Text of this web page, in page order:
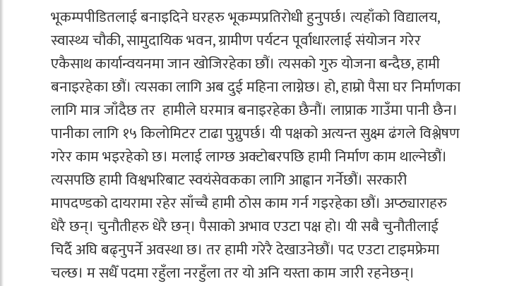
भूकम्पपीडितलाई बनाइदिने घरहरु भूकम्पप्रतिरोधी हुनुपर्छ। त्यहाँको विद्यालय,
स्वास्थ्य चौकी, सामुदायिक भवन, ग्रामीण पर्यटन पूर्वाधारलाई संयोजन गरेर
एकैसाथ कार्यान्वयनमा जान खोजिरहेका छौं। त्यसको गुरु योजना बन्दैछ, हामी
बनाइरहेका छौं। त्यसका लागि अब दुई महिना लाग्नेछ। हो, हाम्रो पैसा घर निर्माणका
लागि मात्र जाँदैछ तर हामीले घरमात्र बनाइरहेका छैनौं। लाप्राक गाउँमा पानी छैन।
पानीका लागि १५ किलोमिटर टाढा पुग्नुपर्छ। यी पक्षको अत्यन्त सुक्ष्म ढंगले विश्लेषण
गरेर काम भइरहेको छ। मलाई लाग्छ अक्टोबरपछि हामी निर्माण काम थाल्नेछौं।
त्यसपछि हामी विश्वभरिबाट स्वयंसेवकका लागि आह्वान गर्नेछौं। सरकारी
मापदण्डको दायरामा रहेर साँच्चै हामी ठोस काम गर्न गइरहेका छौं। अप्ठ्याराहरु
धेरै छन्। चुनौतीहरु धेरै छन्। पैसाको अभाव एउटा पक्ष हो। यी सबै चुनौतीलाई
चिर्दै अघि बढ्नुपर्ने अवस्था छ। तर हामी गरेरै देखाउनेछौं। पद एउटा टाइमफ्रेमा
चल्छ। म सधैँ पदमा रहुँला नरहुँला तर यो अनि यस्ता काम जारी रहनेछन्।